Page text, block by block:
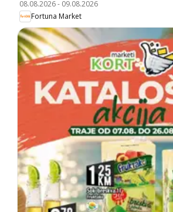
08.08.2026- 09.08.2026
Fortuna Market